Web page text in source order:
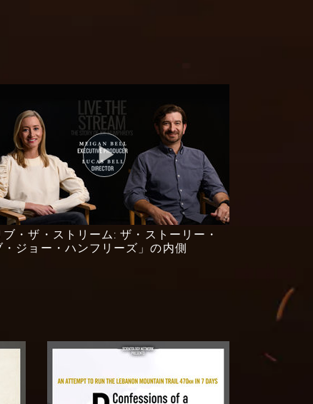
ブ・ザ・ストリーム: ザ・ストーリー・
・ジョー・ハンフリーズ」の内側